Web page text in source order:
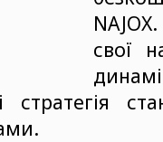
свої
стратегія